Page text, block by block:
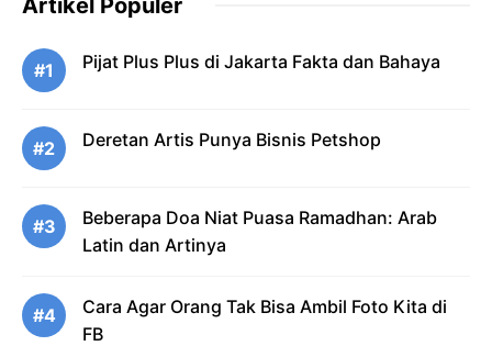
Artikel Populer
#1 Pijat Plus Plus di Jakarta Fakta dan Bahaya
#2 Deretan Artis Punya Bisnis Petshop
#3
Beberapa Doa Niat Puasa Ramadhan: Arab
Latin dan Artinya
#4
Cara Agar Orang Tak Bisa Ambil Foto Kita di
FB